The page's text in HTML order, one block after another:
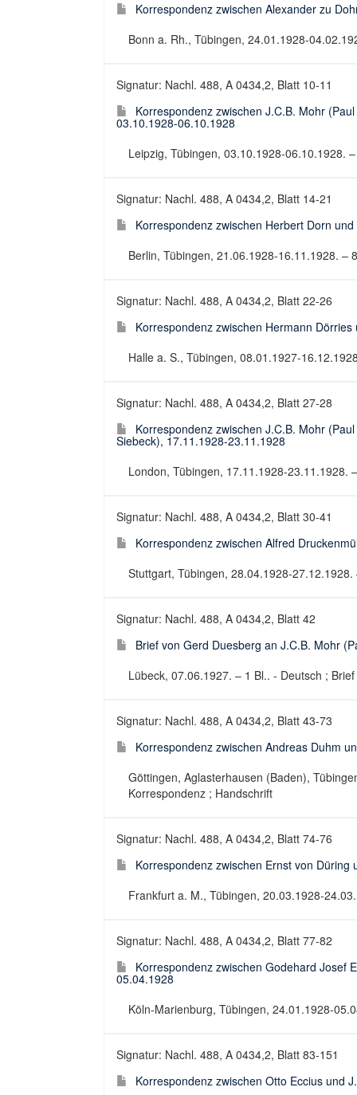
Korrespondenz zwischen Alexander zu
Bonn a. Rh., Tübingen, 24.01.1928-
Signatur: Nachl. 488, A 0434,2, Blatt 10-11
Korrespondenz zwischen J.C.B. Mohr
03.10.1928-06.10.1928
Leipzig, Tübingen, 03.10.1928-06.10.1928.
Signatur: Nachl. 488, A 0434,2, Blatt 14-21
Korrespondenz zwischen Herbert Dorn
Berlin, Tübingen, 21.06.1928-16.11.1928. –
Signatur: Nachl. 488, A 0434,2, Blatt 22-26
Korrespondenz zwischen Hermann
Halle a. S., Tübingen, 08.01.1927-
Signatur: Nachl. 488, A 0434,2, Blatt 27-28
Korrespondenz zwischen J.C.B. Mohr
Siebeck), 17.11.1928-23.11.1928
London, Tübingen, 17.11.1928-23.11.1928.
Signatur: Nachl. 488, A 0434,2, Blatt 30-41
Korrespondenz zwischen Alfred
Stuttgart, Tübingen, 28.04.1928-
Signatur: Nachl. 488, A 0434,2, Blatt 42
Brief von Gerd Duesberg an J.C.B. Mohr
Lübeck, 07.06.1927. – 1 Bl.. - Deutsch ;
Signatur: Nachl. 488, A 0434,2, Blatt 43-73
Korrespondenz zwischen Andreas Duhm
Göttingen, Aglasterhausen (Baden),
Korrespondenz ; Handschrift
Signatur: Nachl. 488, A 0434,2, Blatt 74-76
Korrespondenz zwischen Ernst von
Frankfurt a. M., Tübingen, 20.03.1928-
Signatur: Nachl. 488, A 0434,2, Blatt 77-82
Korrespondenz zwischen Godehard Josef
05.04.1928
Köln-Marienburg, Tübingen, 24.01.1928-
Signatur: Nachl. 488, A 0434,2, Blatt 83-151
Korrespondenz zwischen Otto Eccius und